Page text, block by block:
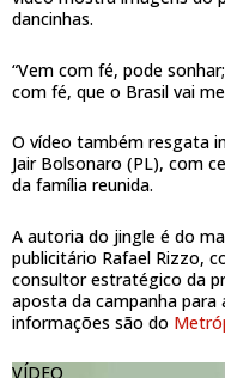
dancinhas.
“Vem com fé, pode
com fé, que o Brasil vai
O vídeo também resgata
Jair Bolsonaro (PL), com
da família reunida.
A autoria do jingle é do
publicitário Rafael Rizzo,
consultor estratégico da
aposta da campanha para
informações são do
VÍDEO